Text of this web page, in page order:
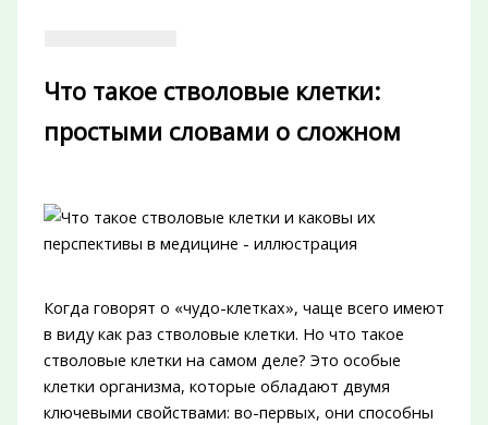
Что такое стволовые клетки:
простыми словами о сложном
Когда говорят о «чудо-клетках», чаще всего имеют
в виду как раз стволовые клетки. Но что такое
стволовые клетки на самом деле? Это особые
клетки организма, которые обладают двумя
ключевыми свойствами: во-первых, они способны